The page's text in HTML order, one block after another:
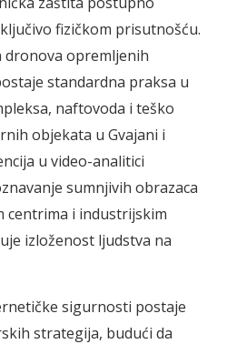
fizičkom prisutnošću.
dronova opremljenih
standardna praksa u
naftovoda i teško
objekata u Gvajani i
u video-analitici
sumnjivih obrazaca
centrima i industrijskim
izloženost ljudstva na
sigurnosti postaje
strategija, budući da